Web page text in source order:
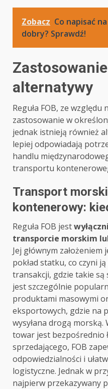
Zobacz Co napisać
dobry? Sprawdź!
alternatywy
Reguła FOB, ze
zastosowanie w
jednak istnieją również
lepiej odpowiadają
handlu
transportu
Transport
kontenerowy:
Reguła FOB jest
transporcie morskim
Jej głównym
pokład statku, co czyni
transakcji, gdzie takie są
jest szczególnie
produktami masowymi
eksportowych, gdzie na
wysyłana drogą
towar jest bezpośrednio
sprzedającego, FOB
odpowiedzialności i
logistyczne. Jednak w
najpierw przekazywany